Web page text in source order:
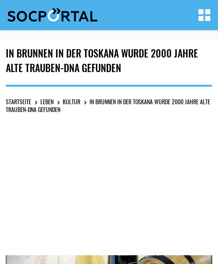
IN BRUNNEN IN DER TOSKANA WURDE 2000 JAHRE
ALTE TRAUBEN-DNA GEFUNDEN
STARTSEITE LEBEN KULTUR
IN BRUNNEN IN DER TOSKANA WURDE 2000 JAHRE ALTE
TRAUBEN-DNA GEFUNDEN